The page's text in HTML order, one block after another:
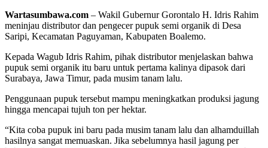
Wartasumbawa.com – Wakil Gubernur Gorontalo H. Idris Rahim
meninjau distributor dan pengecer pupuk semi organik di Desa
Saripi, Kecamatan Paguyaman, Kabupaten Boalemo.
Kepada Wagub Idris Rahim, pihak distributor menjelaskan bahwa
pupuk semi organik itu baru untuk pertama kalinya dipasok dari
Surabaya, Jawa Timur, pada musim tanam lalu.
Penggunaan pupuk tersebut mampu meningkatkan produksi jagung
hingga mencapai tujuh ton per hektar.
“Kita coba pupuk ini baru pada musim tanam lalu dan alhamduillah
hasilnya sangat memuaskan. Jika sebelumnya hasil jagung per